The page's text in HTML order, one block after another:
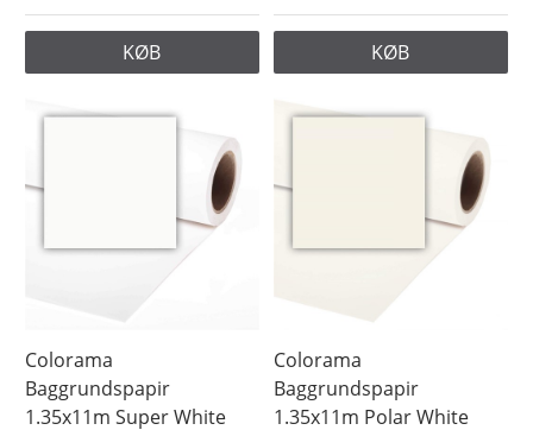
KØB KØB
Colorama
Baggrundspapir
1.35x11m Super White
Colorama
Baggrundspapir
1.35x11m Polar White